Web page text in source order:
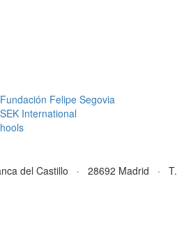
del Castillo · 28692 Madrid · T.